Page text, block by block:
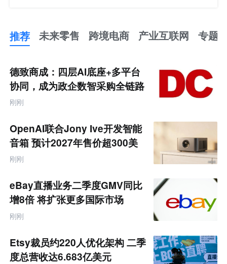
推荐 未来零售 跨境电商 产业互联网 专题
未
来
零
售
跨
境
产
业
互
联
网
德致商成：四层AI底座+多平台
协同，成为政企数智采购全链路
服务商
刚刚
OpenAI联合Jony Ive开发智能
音箱 预计2027年售价超300美
元
刚刚
eBay直播业务二季度GMV同比
增8倍 将扩张更多国际市场
刚刚
Etsy裁员约220人优化架构 二季
度总营收达6.683亿美元